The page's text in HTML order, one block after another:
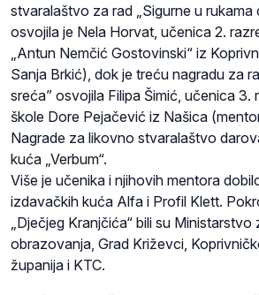
stvaralaštvo za rad „Sigurne u rukama
osvojila je Nela Horvat, učenica 2.
„Antun Nemčić Gostovinski“ iz
Sanja Brkić), dok je treću nagradu za
sreća” osvojila Filipa Šimić, učenica 3.
škole Dore Pejačević iz Našica
Nagrade za likovno stvaralaštvo
kuća „Verbum“.
Više je učenika i njihovih mentora
izdavačkih kuća Alfa i Profil Klett.
„Dječjeg Kranjčića“ bili su Ministarstvo
obrazovanja, Grad Križevci,
županija i KTC.